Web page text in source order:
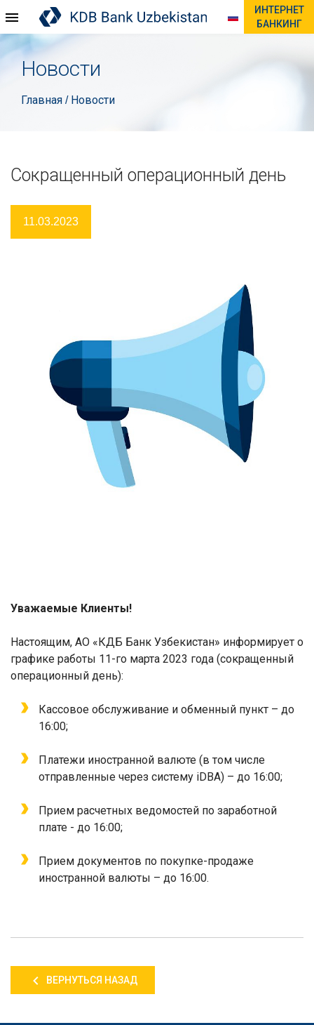
ИНТЕРНЕТ
БАНКИНГ
Новости
Главная / Новости
Сокращенный операционный день
11.03.2023
Уважаемые Клиенты!
Настоящим, АО «КДБ Банк Узбекистан» информирует о
графике работы 11-го марта 2023 года (сокращенный
операционный день):
Кассовое обслуживание и обменный пункт – до
16:00;
Платежи иностранной валюте (в том числе
отправленные через систему iDBA) – до 16:00;
Прием расчетных ведомостей по заработной
плате - до 16:00;
Прием документов по покупке-продаже
иностранной валюты – до 16:00.
ВЕРНУТЬСЯ НАЗАД